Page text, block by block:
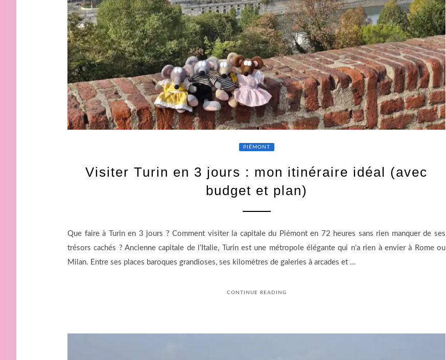
PIÉMONT
Visiter Turin en 3 jours : mon itinéraire idéal (avec
budget et plan)
Que faire à Turin en 3 jours ? Comment visiter la capitale du Piémont en 72 heures sans rien manquer de ses
trésors cachés ? Ancienne capitale de l’Italie, Turin est une métropole élégante qui n’a rien à envier à Rome ou
Milan. Entre ses places baroques grandioses, ses kilomètres de galeries à arcades et …
CONTINUE READING